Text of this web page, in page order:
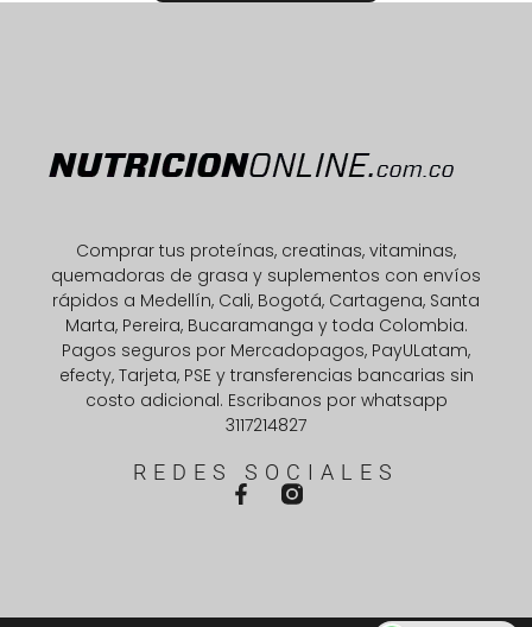
Comprar tus proteínas, creatinas, vitaminas,
quemadoras de grasa y suplementos con envíos
rápidos a Medellín, Cali, Bogotá, Cartagena, Santa
Marta, Pereira, Bucaramanga y toda Colombia.
Pagos seguros por Mercadopagos, PayULatam,
efecty, Tarjeta, PSE y transferencias bancarias sin
costo adicional. Escribanos por whatsapp
3117214827
REDES SOCIALES